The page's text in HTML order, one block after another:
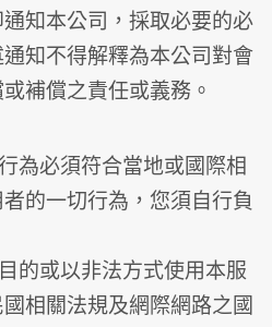
知本公司，採取必要的必
知不得解釋為本公司對會
補償之責任或義務。
為必須符合當地或國際相
的一切行為，您須自行負
的或以非法方式使用本服
相關法規及網際網路之國